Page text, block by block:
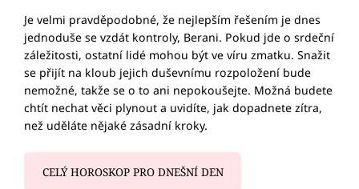
Je velmi pravděpodobné, že nejlepším řešením je dnes
jednoduše se vzdát kontroly, Berani. Pokud jde o srdeční
záležitosti, ostatní lidé mohou být ve víru zmatku. Snažit
se přijít na kloub jejich duševnímu rozpoložení bude
nemožné, takže se o to ani nepokoušejte. Možná budete
chtít nechat věci plynout a uvidíte, jak dopadnete zítra,
než uděláte nějaké zásadní kroky.
CELÝ HOROSKOP PRO DNEŠNÍ DEN